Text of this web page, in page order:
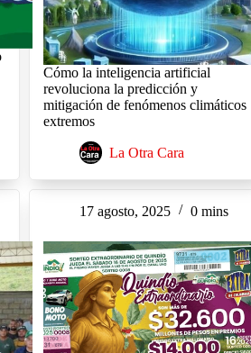
Cómo la inteligencia artificial
revoluciona la predicción y
mitigación de fenómenos climáticos
extremos
La Otra Cara
17 agosto, 2025 0 mins